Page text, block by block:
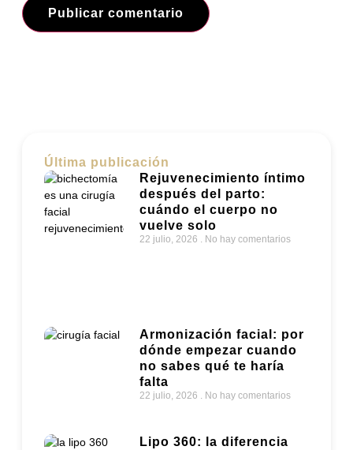
Última publicación
Rejuvenecimiento íntimo
después del parto:
cuándo el cuerpo no
vuelve solo
22 julio, 2026 No hay comentarios
Armonización facial: por
dónde empezar cuando
no sabes qué te haría
falta
22 julio, 2026 No hay comentarios
Lipo 360: la diferencia